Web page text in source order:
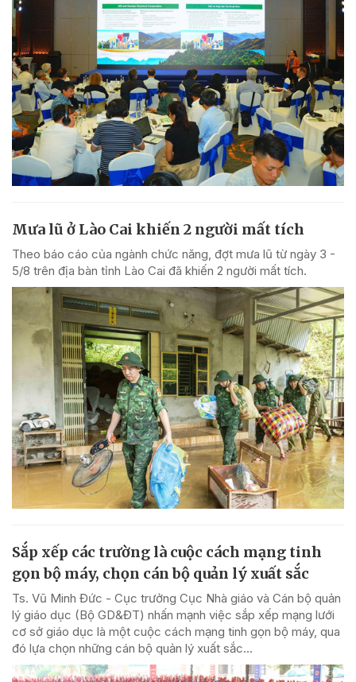
Mưa lũ ở Lào Cai khiến 2 người mất tích
Theo báo cáo của ngành chức năng, đợt mưa lũ từ ngày 3 -
5/8 trên địa bàn tỉnh Lào Cai đã khiến 2 người mất tích.
Sắp xếp các trường là cuộc cách mạng tinh
gọn bộ máy, chọn cán bộ quản lý xuất sắc
Ts. Vũ Minh Đức - Cục trưởng Cục Nhà giáo và Cán bộ quản
lý giáo dục (Bộ GD&ĐT) nhấn mạnh việc sắp xếp mạng lưới
cơ sở giáo dục là một cuộc cách mạng tinh gọn bộ máy, qua
đó lựa chọn những cán bộ quản lý xuất sắc...